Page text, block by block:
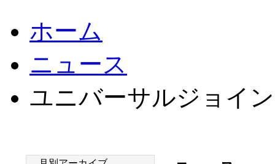
ホーム
ニュース
ユニバーサルジョイ